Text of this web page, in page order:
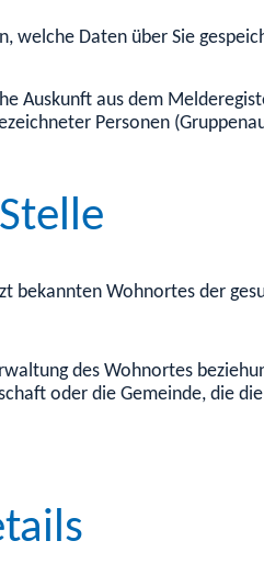
welche Daten über Sie
Auskunft aus dem
Personen
bekannten Wohnortes der
des Wohnortes
oder die Gemeinde, die